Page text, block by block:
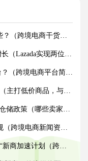
电商干货知识分享）
两位数增长的原因是什么）
跨境电商平台简介）
与Temu和SHEIN平台竞争）
些卖家可以享受此政策）
境电商新闻资讯）
（跨境电商新闻资讯）